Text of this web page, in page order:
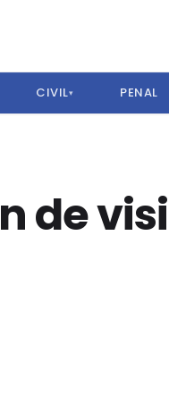
CIVIL▾ PENAL
de